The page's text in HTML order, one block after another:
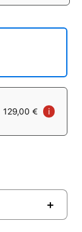
129,00 € i
+